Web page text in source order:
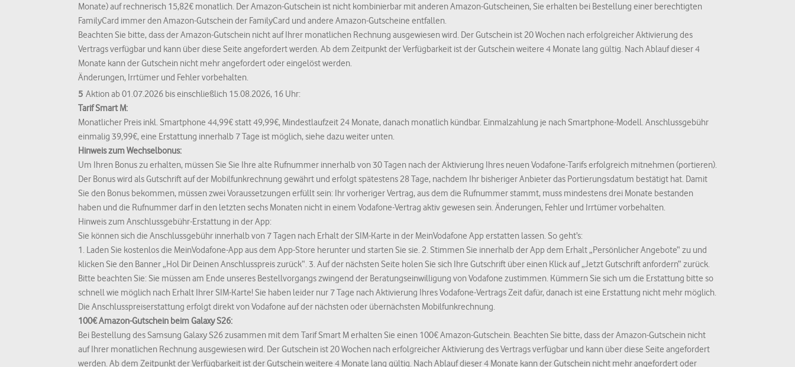
Weitere Informationen zur Datenverarbeitung auf unseren Seiten und zu unseren Partnern finden Sie in den
Datenschutzhinweisen Öffnet einen neuen Tab.
Monate) auf rechnerisch 15,82€ monatlich. Der Amazon-Gutschein ist nicht kombinierbar mit anderen Amazon-Gutscheinen, Sie erhalten bei Bestellung einer berechtigten
FamilyCard immer den Amazon-Gutschein der FamilyCard und andere Amazon-Gutscheine entfallen.
Beachten Sie bitte, dass der Amazon-Gutschein nicht auf Ihrer monatlichen Rechnung ausgewiesen wird. Der Gutschein ist 20 Wochen nach erfolgreicher Aktivierung des
Vertrags verfügbar und kann über diese Seite angefordert werden. Ab dem Zeitpunkt der Verfügbarkeit ist der Gutschein weitere 4 Monate lang gültig. Nach Ablauf dieser 4
Monate kann der Gutschein nicht mehr angefordert oder eingelöst werden.
Änderungen, Irrtümer und Fehler vorbehalten.
5 Aktion ab 01.07.2026 bis einschließlich 15.08.2026, 16 Uhr:
Tarif Smart M:
Monatlicher Preis inkl. Smartphone 44,99€ statt 49,99€, Mindestlaufzeit 24 Monate, danach monatlich kündbar. Einmalzahlung je nach Smartphone-Modell. Anschlussgebühr
einmalig 39,99€, eine Erstattung innerhalb 7 Tage ist möglich, siehe dazu weiter unten.
Hinweis zum Wechselbonus:
Um Ihren Bonus zu erhalten, müssen Sie Sie Ihre alte Rufnummer innerhalb von 30 Tagen nach der Aktivierung Ihres neuen Vodafone-Tarifs erfolgreich mitnehmen (portieren).
Der Bonus wird als Gutschrift auf der Mobilfunkrechnung gewährt und erfolgt spätestens 28 Tage, nachdem Ihr bisheriger Anbieter das Portierungsdatum bestätigt hat. Damit
Sie den Bonus bekommen, müssen zwei Voraussetzungen erfüllt sein: Ihr vorheriger Vertrag, aus dem die Rufnummer stammt, muss mindestens drei Monate bestanden
haben und die Rufnummer darf in den letzten sechs Monaten nicht in einem Vodafone-Vertrag aktiv gewesen sein. Änderungen, Fehler und Irrtümer vorbehalten.
Hinweis zum Anschlussgebühr-Erstattung in der App:
Sie können sich die Anschlussgebühr innerhalb von 7 Tagen nach Erhalt der SIM-Karte in der MeinVodafone App erstatten lassen. So geht’s:
1. Laden Sie kostenlos die MeinVodafone-App aus dem App-Store herunter und starten Sie sie. 2. Stimmen Sie innerhalb der App dem Erhalt „Persönlicher Angebote“ zu und
klicken Sie den Banner „Hol Dir Deinen Anschlusspreis zurück“. 3. Auf der nächsten Seite holen Sie sich Ihre Gutschrift über einen Klick auf „Jetzt Gutschrift anfordern“ zurück.
Bitte beachten Sie: Sie müssen am Ende unseres Bestellvorgangs zwingend der Beratungseinwilligung von Vodafone zustimmen. Kümmern Sie sich um die Erstattung bitte so
schnell wie möglich nach Erhalt Ihrer SIM-Karte! Sie haben leider nur 7 Tage nach Aktivierung Ihres Vodafone-Vertrags Zeit dafür, danach ist eine Erstattung nicht mehr möglich.
Die Anschlusspreiserstattung erfolgt direkt von Vodafone auf der nächsten oder übernächsten Mobilfunkrechnung.
100€ Amazon-Gutschein beim Galaxy S26:
Bei Bestellung des Samsung Galaxy S26 zusammen mit dem Tarif Smart M erhalten Sie einen 100€ Amazon-Gutschein. Beachten Sie bitte, dass der Amazon-Gutschein nicht
auf Ihrer monatlichen Rechnung ausgewiesen wird. Der Gutschein ist 20 Wochen nach erfolgreicher Aktivierung des Vertrags verfügbar und kann über diese Seite angefordert
werden. Ab dem Zeitpunkt der Verfügbarkeit ist der Gutschein weitere 4 Monate lang gültig. Nach Ablauf dieser 4 Monate kann der Gutschein nicht mehr angefordert oder